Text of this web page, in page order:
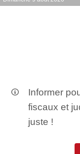
Informer
fiscaux et
juste !